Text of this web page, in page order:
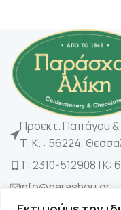
Προεκτ. Παπάγου
Τ. Κ. : 56224,
Τ: 2310-512908 | K:
info@parashou.gr